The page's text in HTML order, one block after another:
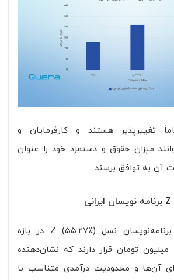
تغییرپذیر هستند و کارفرمایان و
میزان حقوق و دستمزد خود را عنوان
آن به توافق برسند.
بیش از نیمی از برنامه‌نویسان نسل Z (۵۵.۲۷٪) در بازه
درآمدی کمتر از ۲۰ میلیون تومان قرار دارند که نشان‌دهنده
آن‌ها و محدودیت درآمدی متناسب با